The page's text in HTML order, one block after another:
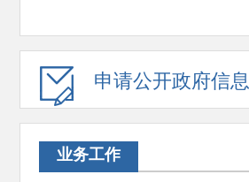
申请公开政府信息
业务工作